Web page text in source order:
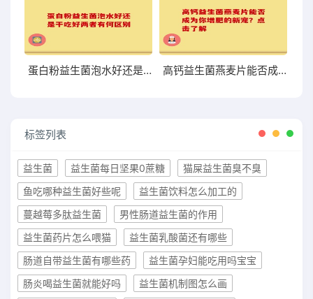
蛋白粉益生菌泡水好还是干吃好两者有何区别 高钙益生菌燕麦片能否成为你增肥的新宠？点击了解
标签列表
益生菌 益生菌每日坚果0蔗糖
猫屎益生菌臭不臭
鱼吃哪种益生菌好些呢
益生菌饮料怎么加工的
蔓越莓多肽益生菌
男性肠道益生菌的作用
益生菌药片怎么喂猫
益生菌乳酸菌还有哪些
肠道自带益生菌有哪些药
益生菌孕妇能吃用吗宝宝
肠炎喝益生菌就能好吗
益生菌机制图怎么画